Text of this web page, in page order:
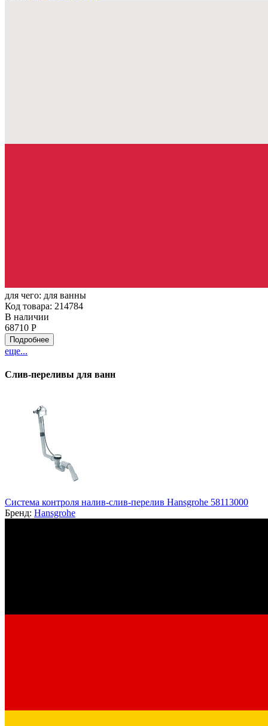
для чего: для ванны
Код товара: 214784
В наличии
68710 Р
Подробнее
еще...
Слив-переливы для ванн
Система контроля налив-слив-перелив Hansgrohe 58113000
Бренд: Hansgrohe